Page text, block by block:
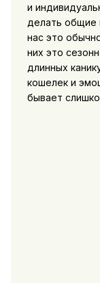
и
делать общие
нас это
них это
длинных
кошелек и
бывает